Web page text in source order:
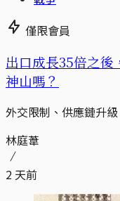
僅限會員
出口成長35倍之
神山嗎？
外交限制、供應鏈升
林庭葦
2 天前